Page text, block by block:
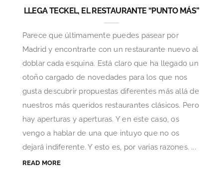
LLEGA TECKEL, EL RESTAURANTE “PUNTO MÁS”
Parece que últimamente puedes pasear por
Madrid y encontrarte con un restaurante nuevo al
doblar cada esquina. Está claro que ha llegado un
otoño cargado de novedades para los que nos
gusta descubrir propuestas diferentes más allá de
nuestros más queridos restaurantes clásicos. Pero
hay aperturas y aperturas. Y en este caso, os
vengo a hablar de una que intuyo que no os
dejará indiferente. Y esto es, por varias razones. ...
READ MORE